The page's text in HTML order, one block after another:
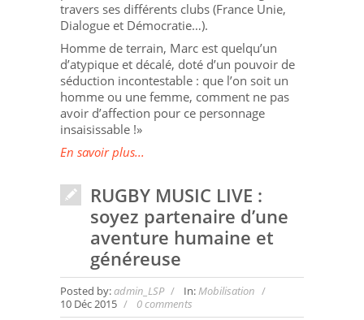
travers ses différents clubs (France Unie,
Dialogue et Démocratie…).
Homme de terrain, Marc est quelqu’un
d’atypique et décalé, doté d’un pouvoir de
séduction incontestable : que l’on soit un
homme ou une femme, comment ne pas
avoir d’affection pour ce personnage
insaisissable !»
En savoir plus...
RUGBY MUSIC LIVE :
soyez partenaire d’une
aventure humaine et
généreuse
Posted by:admin_LSP In:Mobilisation
10 Déc 2015
0 comments